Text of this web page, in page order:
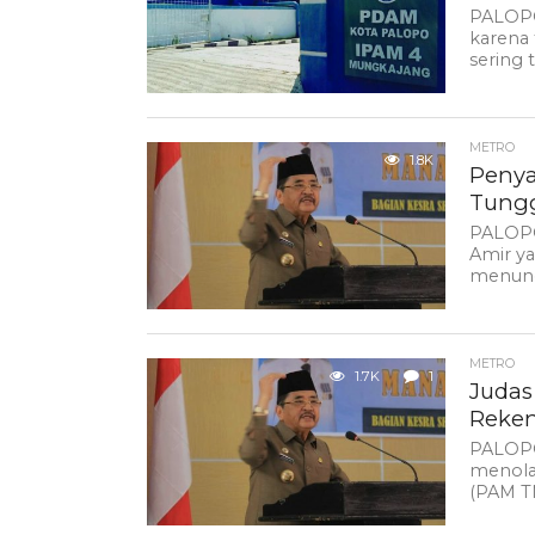
karena
sering
1.8K
METRO
Amir
1.7K 1
METRO
(PAM